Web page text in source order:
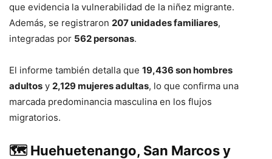
que evidencia la vulnerabilidad de la niñez migrante.
Además, se registraron 207 unidades familiares,
integradas por 562 personas.
El informe también detalla que 19,436 son hombres
adultos y 2,129 mujeres adultas, lo que confirma una
marcada predominancia masculina en los flujos
migratorios.
🗺️ Huehuetenango, San Marcos y